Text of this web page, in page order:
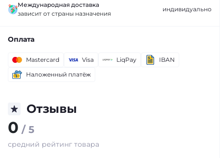
Международная доставка
зависит от страны назначения
индивидуально
Оплата
Mastercard Visa LiqPay
IBAN
Наложенный платёж
Отзывы
0 / 5
средний рейтинг товара